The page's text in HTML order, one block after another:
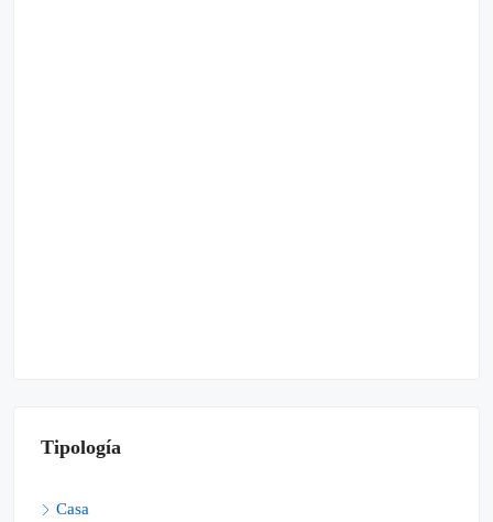
Tipología
Casa